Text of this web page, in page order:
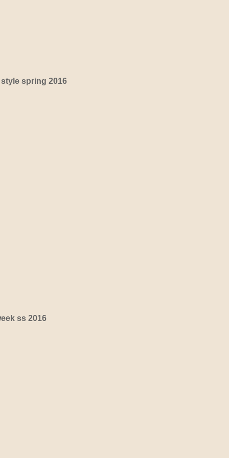
spring 2016
ss 2016